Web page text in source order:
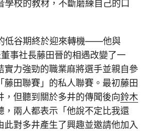
學校的教材，不斷磨練自己的口
低谷期終於迎來轉機——他與
事社長藤田晉的相遇改變了一
實力強勁的職業麻將選手並親自參
藤田聯賽」的私人聯賽。最初藤田
，但聽到關於多井的傳聞後向鈴木
，兩人都表示「他說不定比我還
此對多井產生了興趣並邀請他加入